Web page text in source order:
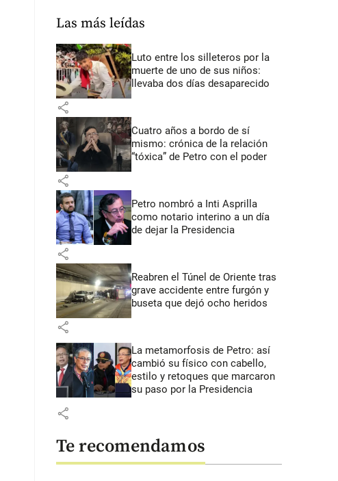
Las más leídas
Luto entre los silleteros por la
muerte de uno de sus niños:
llevaba dos días desaparecido
share
Cuatro años a bordo de sí
mismo: crónica de la relación
“tóxica” de Petro con el poder
share
Petro nombró a Inti Asprilla
como notario interino a un día
de dejar la Presidencia
share
Reabren el Túnel de Oriente tras
grave accidente entre furgón y
buseta que dejó ocho heridos
share
La metamorfosis de Petro: así
cambió su físico con cabello,
estilo y retoques que marcaron
su paso por la Presidencia
share
Te recomendamos